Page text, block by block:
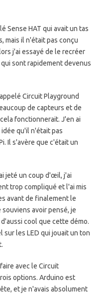
Sense HAT qui avait un tas
mais il n'était pas conçu
j'ai essayé de le recréer
sont rapidement devenus
Circuit Playground
de capteurs et de
fonctionnerait. J'en ai
qu'il n'était pas
Il s'avère que c'était un
jeté un coup d'œil, j'ai
trop compliqué et l'ai mis
avant de finalement le
avoir pensé, je
cool que cette démo.
les LED qui jouait un ton
avec le Circuit
options. Arduino est
et je n'avais absolument